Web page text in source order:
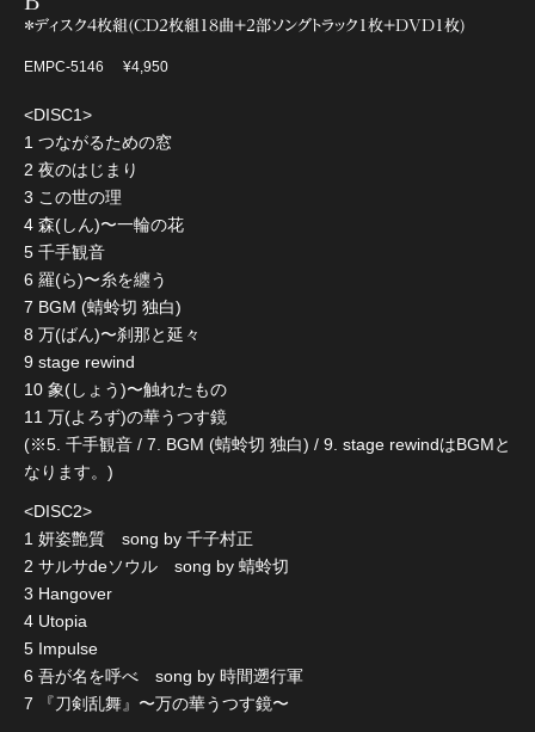
＊ディスク4枚組(CD2枚組18曲+2部ソングトラック1枚+DVD1枚)
EMPC-5146 ¥4,950
<DISC1>
1 つながるための窓
2 夜のはじまり
3 この世の理
4 森(しん)〜一輪の花
5 千手観音
6 羅(ら)〜糸を纏う
7 BGM (蜻蛉切 独白)
8 万(ばん)〜刹那と延々
9 stage rewind
10 象(しょう)〜触れたもの
11 万(よろず)の華うつす鏡
(※5. 千手観音 / 7. BGM (蜻蛉切 独白) / 9. stage rewindはBGMと
なります。)
<DISC2>
1 妍姿艶質 song by 千子村正
2 サルサdeソウル song by 蜻蛉切
3 Hangover
4 Utopia
5 Impulse
6 吾が名を呼べ song by 時間遡行軍
7 『刀剣乱舞』〜万の華うつす鏡〜